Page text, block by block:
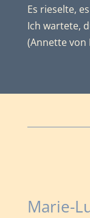
Es rieselte,
Ich wartete,
(Annette
Marie-